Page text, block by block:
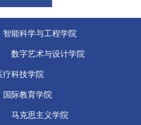
智能科学与工程学院
数字艺术与设计学院
疗科技学院
国际教育学院
马克思主义学院